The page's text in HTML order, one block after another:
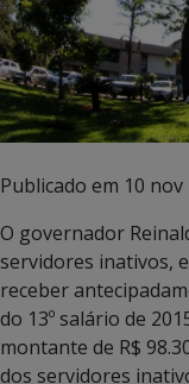
Publicado em 10 nov
O governador
servidores inativos,
receber
do 13º salário de
montante de R$
dos servidores